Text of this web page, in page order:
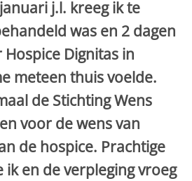
j.l. kreeg ik te
was en 2 dagen
Dignitas in
meteen thuis voelde.
de Stichting Wens
voor de wens van
de hospice. Prachtige
en de verpleging vroeg